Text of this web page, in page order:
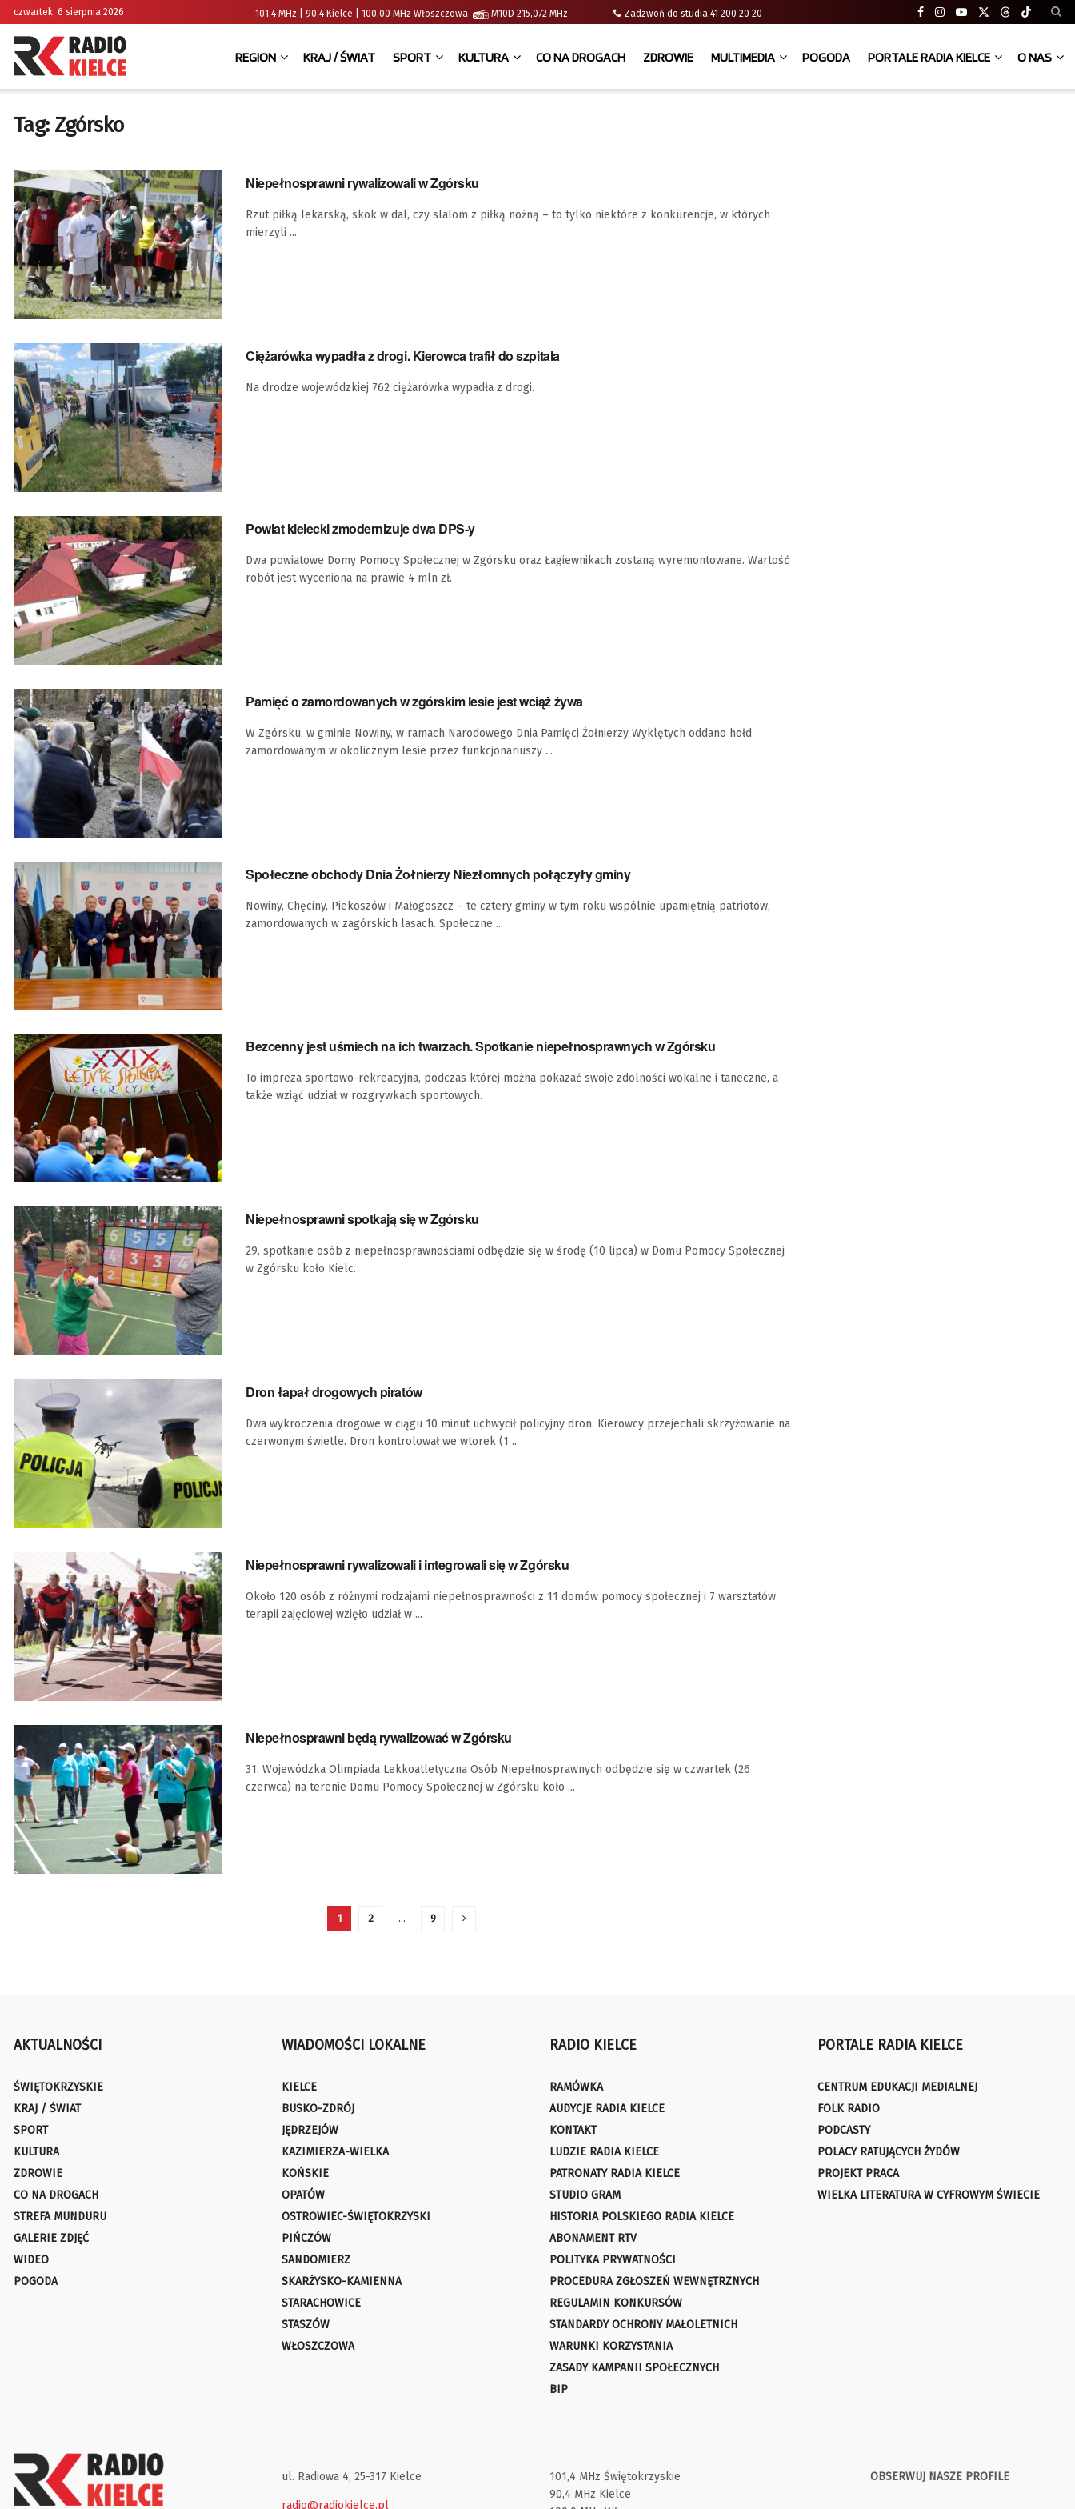
czwartek, 6 sierpnia 2026 101,4 MHz | 90,4 Kielce | 100,00 MHz Włoszczowa M10D 215,072 MHz Zadzwoń do studia 41 200 20 20
REGION KRAJ / ŚWIAT SPORT KULTURA CO NA DROGACH ZDROWIE MULTIMEDIA POGODA PORTALE RADIA KIELCE O NAS
Tag: Zgórsko
Niepełnosprawni rywalizowali w Zgórsku
Rzut piłką lekarską, skok w dal, czy slalom z piłką nożną – to tylko niektóre z konkurencje, w których
mierzyli ...
Ciężarówka wypadła z drogi. Kierowca trafił do szpitala
Na drodze wojewódzkiej 762 ciężarówka wypadła z drogi.
Powiat kielecki zmodernizuje dwa DPS-y
Dwa powiatowe Domy Pomocy Społecznej w Zgórsku oraz Łagiewnikach zostaną wyremontowane. Wartość
robót jest wyceniona na prawie 4 mln zł.
Pamięć o zamordowanych w zgórskim lesie jest wciąż żywa
W Zgórsku, w gminie Nowiny, w ramach Narodowego Dnia Pamięci Żołnierzy Wyklętych oddano hołd
zamordowanym w okolicznym lesie przez funkcjonariuszy ...
Społeczne obchody Dnia Żołnierzy Niezłomnych połączyły gminy
Nowiny, Chęciny, Piekoszów i Małogoszcz – te cztery gminy w tym roku wspólnie upamiętnią patriotów,
zamordowanych w zagórskich lasach. Społeczne ...
Bezcenny jest uśmiech na ich twarzach. Spotkanie niepełnosprawnych w Zgórsku
To impreza sportowo-rekreacyjna, podczas której można pokazać swoje zdolności wokalne i taneczne, a
także wziąć udział w rozgrywkach sportowych.
Niepełnosprawni spotkają się w Zgórsku
29. spotkanie osób z niepełnosprawnościami odbędzie się w środę (10 lipca) w Domu Pomocy Społecznej
w Zgórsku koło Kielc.
Dron łapał drogowych piratów
Dwa wykroczenia drogowe w ciągu 10 minut uchwycił policyjny dron. Kierowcy przejechali skrzyżowanie na
czerwonym świetle. Dron kontrolował we wtorek (1 ...
Niepełnosprawni rywalizowali i integrowali się w Zgórsku
Około 120 osób z różnymi rodzajami niepełnosprawności z 11 domów pomocy społecznej i 7 warsztatów
terapii zajęciowej wzięło udział w ...
Niepełnosprawni będą rywalizować w Zgórsku
31. Wojewódzka Olimpiada Lekkoatletyczna Osób Niepełnosprawnych odbędzie się w czwartek (26
czerwca) na terenie Domu Pomocy Społecznej w Zgórsku koło ...
1 2 … 9
AKTUALNOŚCI
ŚWIĘTOKRZYSKIE
KRAJ / ŚWIAT
SPORT
KULTURA
ZDROWIE
CO NA DROGACH
STREFA MUNDURU
GALERIE ZDJĘĆ
WIDEO
POGODA
WIADOMOŚCI LOKALNE
KIELCE
BUSKO-ZDRÓJ
JĘDRZEJÓW
KAZIMIERZA-WIELKA
KOŃSKIE
OPATÓW
OSTROWIEC-ŚWIĘTOKRZYSKI
PIŃCZÓW
SANDOMIERZ
SKARŻYSKO-KAMIENNA
STARACHOWICE
STASZÓW
WŁOSZCZOWA
RADIO KIELCE
RAMÓWKA
AUDYCJE RADIA KIELCE
KONTAKT
LUDZIE RADIA KIELCE
PATRONATY RADIA KIELCE
STUDIO GRAM
HISTORIA POLSKIEGO RADIA KIELCE
ABONAMENT RTV
POLITYKA PRYWATNOŚCI
PROCEDURA ZGŁOSZEŃ WEWNĘTRZNYCH
REGULAMIN KONKURSÓW
STANDARDY OCHRONY MAŁOLETNICH
WARUNKI KORZYSTANIA
ZASADY KAMPANII SPOŁECZNYCH
BIP
PORTALE RADIA KIELCE
CENTRUM EDUKACJI MEDIALNEJ
FOLK RADIO
PODCASTY
POLACY RATUJĄCYCH ŻYDÓW
PROJEKT PRACA
WIELKA LITERATURA W CYFROWYM ŚWIECIE
ul. Radiowa 4, 25-317 Kielce
radio@radiokielce.pl
101,4 MHz Świętokrzyskie
90,4 MHz Kielce
OBSERWUJ NASZE PROFILE